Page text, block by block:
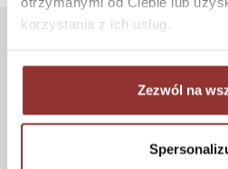
korzystania z ich usług.
Zezwól na
Jak
Czas realizacji
Formy